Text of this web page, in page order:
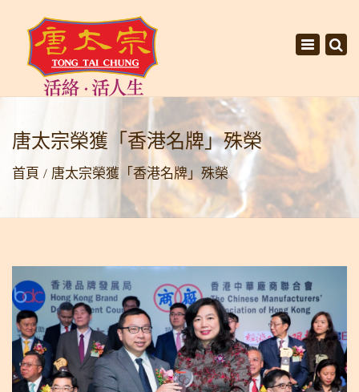
Toggle
唐太宗榮獲「香港名牌」殊榮
首頁 唐太宗榮獲「香港名牌」殊榮